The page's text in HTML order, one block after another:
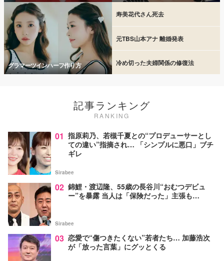
グラマーツインハーフ作り方
寿美花代さん死去
元TBS山本アナ 離婚発表
冷め切った夫婦関係の修復法
記事ランキング
RANKING
01 指原莉乃、若槻千夏との“プロデューサーとし
ての違い”指摘され… 「シンプルに悪口」ブチ
ギレ
Sirabee
02 錦鯉・渡辺隆、55歳の長谷川“おむつデビュ
ー”を暴露 当人は「保険だった」主張も…
Sirabee
03 恋愛で“傷つきたくない”若者たち… 加藤浩次
が「放った言葉」にグッとくる